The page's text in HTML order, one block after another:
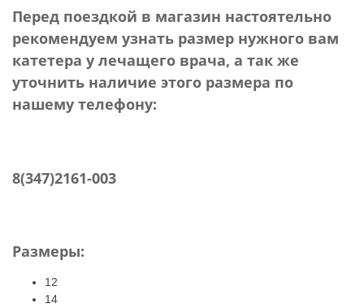
Перед поездкой в магазин настоятельно
рекомендуем узнать размер нужного вам
катетера у лечащего врача, а так же
уточнить наличие этого размера по
нашему телефону:
8(347)2161-003
Размеры:
12
14